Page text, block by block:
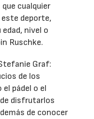
cualquier
este deporte,
nivel o
Ruschke.
Graf:
de los
pádel o el
disfrutarlos
de conocer